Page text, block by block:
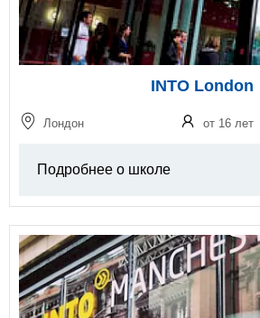
INTO London
Лондон от 16 лет
Подробнее о школе